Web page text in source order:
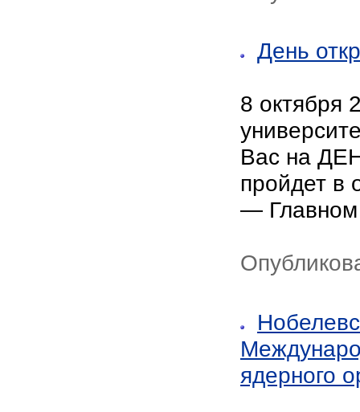
День
8 октября
Вас на
пройдет в
—
ядерного